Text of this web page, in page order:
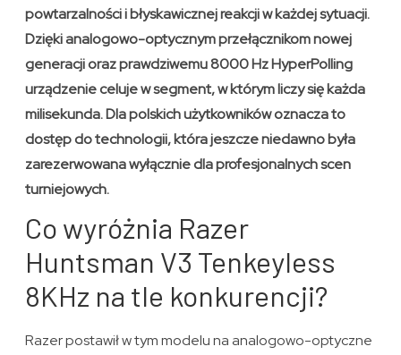
powtarzalności i błyskawicznej reakcji w każdej sytuacji.
Dzięki analogowo-optycznym przełącznikom nowej
generacji oraz prawdziwemu 8000 Hz HyperPolling
urządzenie celuje w segment, w którym liczy się każda
milisekunda. Dla polskich użytkowników oznacza to
dostęp do technologii, która jeszcze niedawno była
zarezerwowana wyłącznie dla profesjonalnych scen
turniejowych.
Co wyróżnia Razer
Huntsman V3 Tenkeyless
8KHz na tle konkurencji?
Razer postawił w tym modelu na analogowo-optyczne